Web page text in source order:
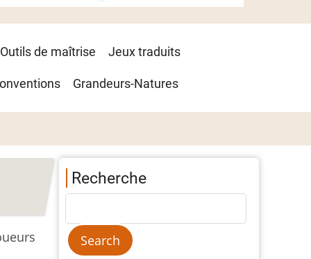
Outils de maîtrise Jeux traduits
Grandeurs-Natures
Recherche